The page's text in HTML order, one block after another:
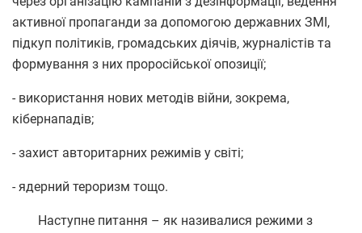
активної пропаганди за допомогою державних ЗМІ,
підкуп політиків, громадських діячів, журналістів та
формування з них проросійської опозиції;
- використання нових методів війни, зокрема,
кібернападів;
- захист авторитарних режимів у світі;
- ядерний тероризм тощо.
Наступне питання – як називалися режими з